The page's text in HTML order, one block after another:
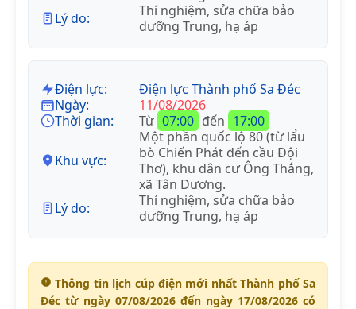
Lý do:
Thí nghiệm, sửa chữa bảo
dưỡng Trung, hạ áp
Điện lực:
Điện lực Thành phố Sa Đéc
Ngày:
11/08/2026
Thời gian:
Từ 07:00 đến 17:00
Khu vực:
Một phần quốc lộ 80 (từ lẩu
bò Chiến Phát đến cầu Đội
Thơ), khu dân cư Ông Thắng,
xã Tân Dương.
Lý do:
Thí nghiệm, sửa chữa bảo
dưỡng Trung, hạ áp
Thông tin lịch cúp điện mới nhất Thành phố Sa
Đéc từ ngày 07/08/2026 đến ngày 17/08/2026 có